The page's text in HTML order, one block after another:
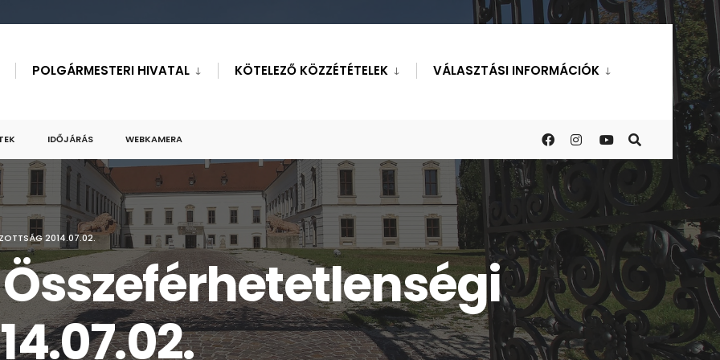
POLGÁRMESTERI HIVATAL KÖTELEZŐ KÖZZÉTÉTELEK VÁLASZTÁSI INFORMÁCIÓK
IDŐJÁRÁS WEBKAMERA
2014.07.02.